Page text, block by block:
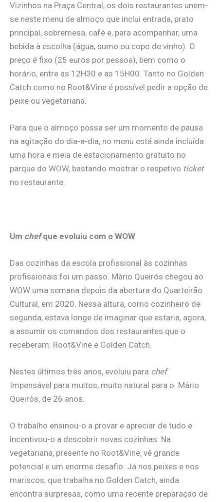
Vizinhos na Praça Central, os dois restaurantes unem-
se neste menu de almoço que inclui entrada, prato
principal, sobremesa, café e, para acompanhar, uma
bebida à escolha (água, sumo ou copo de vinho). O
preço é fixo (25 euros por pessoa), bem como o
horário, entre as 12H30 e as 15H00. Tanto no Golden
Catch como no Root&Vine é possível pedir a opção de
peixe ou vegetariana.
Para que o almoço possa ser um momento de pausa
na agitação do dia-a-dia, no menu está ainda incluída
uma hora e meia de estacionamento gratuito no
parque do WOW, bastando mostrar o respetivo ticket
no restaurante.
Um chefque evoluiu com o WOW
Das cozinhas da escola profissional às cozinhas
profissionais foi um passo. Mário Queirós chegou ao
WOW uma semana depois da abertura do Quarteirão
Cultural, em 2020. Nessa altura, como cozinheiro de
segunda, estava longe de imaginar que estaria, agora,
a assumir os comandos dos restaurantes que o
receberam: Root&Vine e Golden Catch.
Nestes últimos três anos, evoluiu para chef.
Impensável para muitos, muito natural para o Mário
Queirós, de 26 anos.
O trabalho ensinou-o a provar e apreciar de tudo e
incentivou-o a descobrir novas cozinhas. Na
vegetariana, presente no Root&Vine, vê grande
potencial e um enorme desafio. Já nos peixes e nos
mariscos, que trabalha no Golden Catch, ainda
encontra surpresas, como uma recente preparação de